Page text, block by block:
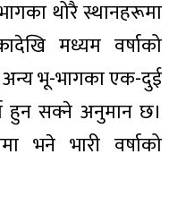
थोरै स्थानहरूमा
मध्यम वर्षाको
भू-भागका एक-दुई
हुन सक्ने अनुमान छ।
भने भारी वर्षाको